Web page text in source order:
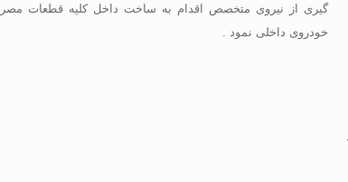
گیری از نیروی متخصص اقدام به ساخت داخل کلیه قطعات
خودروی داخلی نمود .